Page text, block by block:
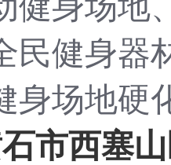
民健身器
身场地硬
市西塞